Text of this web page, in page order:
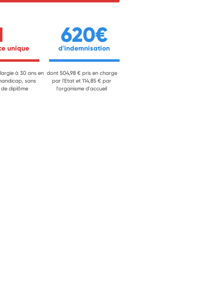
unique
à 30 ans en
sans
diplôme
620€
d'indemnisation
dont 504,98 € pris en charge
par l'Etat et 114,85 € par
l'organisme d'accueil